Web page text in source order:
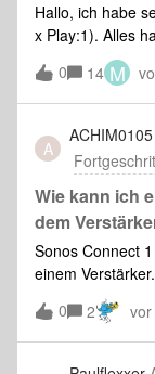
Hallo, ich habe
x Play:1). Alles
funktioniert.
7590 AX) und
Sonos-Netzwerk
alles andere
Geräte meist nur
mittels einer
(Stichwort:
zwei einzelne
Sonos-App
eingeschaltet
lange diese
WLAN-Wechsel
0 14 M
A
ACHIM0105
Wie kann ich
dem
Sonos Connect
einem
Verbindung von
dass ich die
0 2